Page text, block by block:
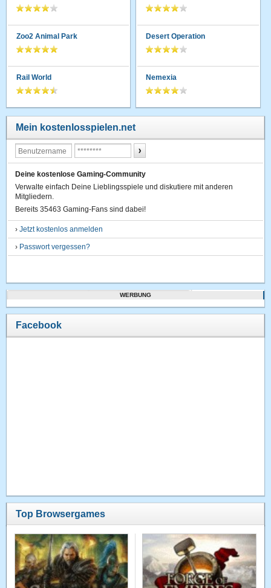
Zoo2 Animal Park
Rail World
Desert Operation
Nemexia
Mein kostenlosspielen.net
Deine kostenlose Gaming-Community
Verwalte einfach Deine Lieblingsspiele und diskutiere mit anderen
Mitgliedern.
Bereits 35463 Gaming-Fans sind dabei!
›Jetzt kostenlos anmelden
› Passwort vergessen?
WERBUNG
Facebook
Top Browsergames